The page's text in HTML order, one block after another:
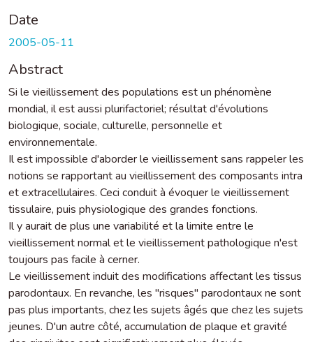
Date
2005-05-11
Abstract
Si le vieillissement des populations est un phénomène
mondial, il est aussi plurifactoriel; résultat d'évolutions
biologique, sociale, culturelle, personnelle et
environnementale.
Il est impossible d'aborder le vieillissement sans rappeler les
notions se rapportant au vieillissement des composants intra
et extracellulaires. Ceci conduit à évoquer le vieillissement
tissulaire, puis physiologique des grandes fonctions.
Il y aurait de plus une variabilité et la limite entre le
vieillissement normal et le vieillissement pathologique n'est
toujours pas facile à cerner.
Le vieillissement induit des modifications affectant les tissus
parodontaux. En revanche, les "risques" parodontaux ne sont
pas plus importants, chez les sujets âgés que chez les sujets
jeunes. D'un autre côté, accumulation de plaque et gravité